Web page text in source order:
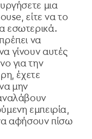
μια
είτε να το
εσωτερικά.
να
γίνουν αυτές
για την
έχετε
μην
εμπειρία,
αφήσουν πίσω